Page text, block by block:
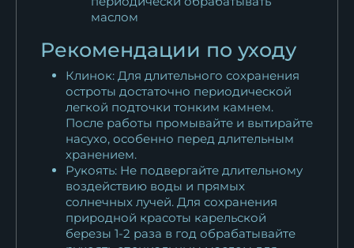
маслом
Рекомендации по уходу
Клинок: Для длительного сохранения
остроты достаточно периодической
легкой подточки тонким камнем.
После работы промывайте и вытирайте
насухо, особенно перед длительным
хранением.
Рукоять: Не подвергайте длительному
воздействию воды и прямых
солнечных лучей. Для сохранения
природной красоты карельской
березы 1-2 раза в год обрабатывайте